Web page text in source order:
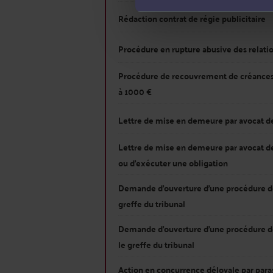
Rédaction contrat de régie publicitaire
Procédure en rupture abusive des
Procédure de recouvrement de
à 1000 €
Lettre de mise en demeure par avocat
Lettre de mise en demeure par avocat
ou d'exécuter une obligation
Demande d'ouverture d'une procédure
greffe du tribunal
Demande d'ouverture d'une procédure
le greffe du tribunal
Action en concurrence déloyale par